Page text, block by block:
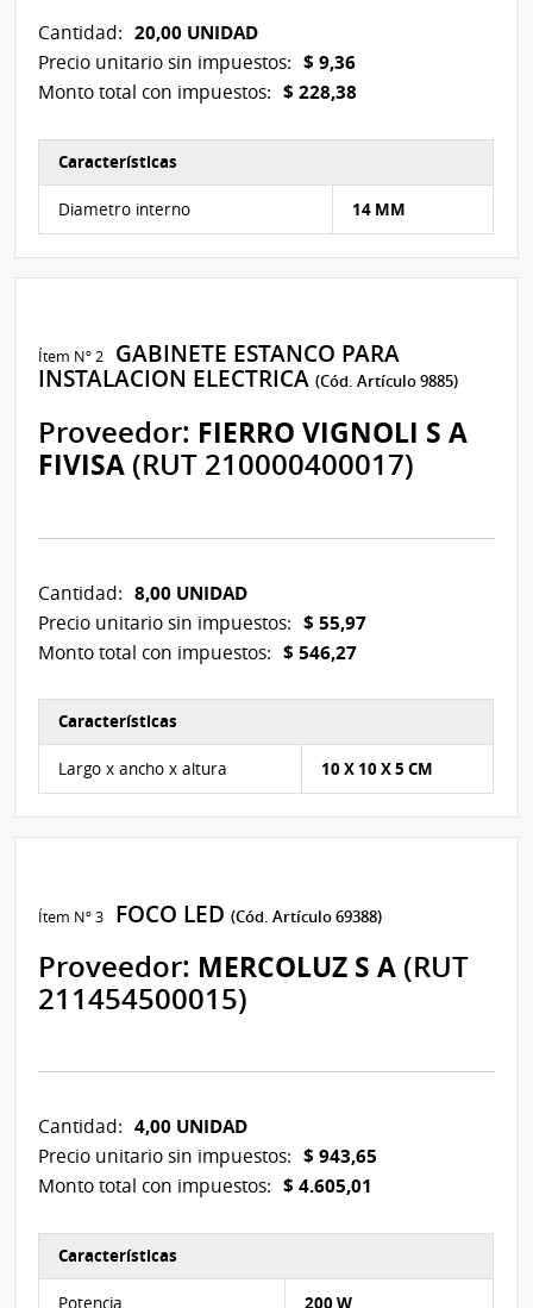
Cantidad: 20,00 UNIDAD
Precio unitario sin impuestos: $ 9,36
Monto total con impuestos: $ 228,38
Características
Diametro interno 14 MM
Ítem Nº 2
GABINETE ESTANCO PARA
INSTALACION ELECTRICA(Cód. Artículo 9885)
Proveedor: FIERRO VIGNOLI S A
FIVISA (RUT 210000400017)
Cantidad: 8,00 UNIDAD
Precio unitario sin impuestos: $ 55,97
Monto total con impuestos: $ 546,27
Características
Largo x ancho x altura 10 X 10 X 5 CM
Ítem Nº 3 FOCO LED(Cód. Artículo 69388)
Proveedor: MERCOLUZ S A (RUT
211454500015)
Cantidad: 4,00 UNIDAD
Precio unitario sin impuestos: $ 943,65
Monto total con impuestos: $ 4.605,01
Características del Ítem Nº 3
Características
Potencia 200 W